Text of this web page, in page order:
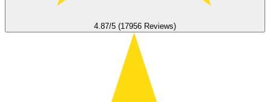
4.87/5 (17956 Reviews)